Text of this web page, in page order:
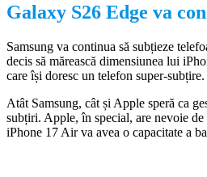
Galaxy S26 Edge va
Samsung va continua să subțieze
decis să mărească dimensiunea lui
care își doresc un telefon super-subțire.
Atât Samsung, cât și Apple speră ca
subțiri. Apple, în special, are nevoie
iPhone 17 Air va avea o capacitate a